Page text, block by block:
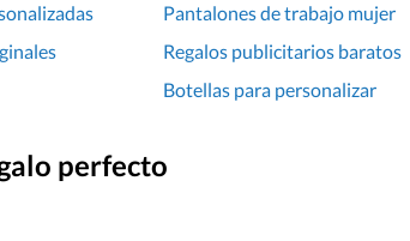
Pantalones de trabajo mujer
Regalos publicitarios baratos
Botellas para personalizar
perfecto